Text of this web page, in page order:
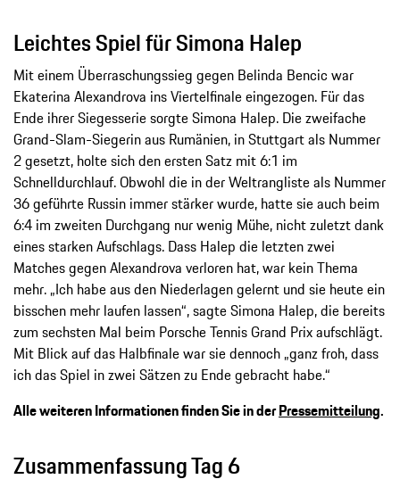
Leichtes Spiel für Simona Halep
Mit einem Überraschungssieg gegen Belinda Bencic war
Ekaterina Alexandrova ins Viertelfinale eingezogen. Für das
Ende ihrer Siegesserie sorgte Simona Halep. Die zweifache
Grand-Slam-Siegerin aus Rumänien, in Stuttgart als Nummer
2 gesetzt, holte sich den ersten Satz mit 6:1 im
Schnelldurchlauf. Obwohl die in der Weltrangliste als Nummer
36 geführte Russin immer stärker wurde, hatte sie auch beim
6:4 im zweiten Durchgang nur wenig Mühe, nicht zuletzt dank
eines starken Aufschlags. Dass Halep die letzten zwei
Matches gegen Alexandrova verloren hat, war kein Thema
mehr. „Ich habe aus den Niederlagen gelernt und sie heute ein
bisschen mehr laufen lassen“, sagte Simona Halep, die bereits
zum sechsten Mal beim Porsche Tennis Grand Prix aufschlägt.
Mit Blick auf das Halbfinale war sie dennoch „ganz froh, dass
ich das Spiel in zwei Sätzen zu Ende gebracht habe.“
Alle weiteren Informationen finden Sie in derPressemitteilung.
Zusammenfassung Tag 6